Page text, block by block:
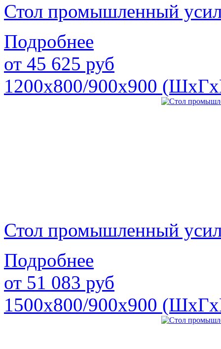
Стол промышленный
Подробнее
от 45 625 руб
1200х800/900х900
Стол промышленный
Подробнее
от 51 083 руб
1500х800/900х900